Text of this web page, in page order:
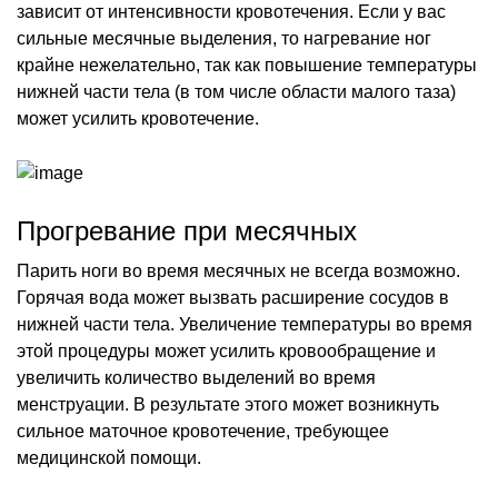
зависит от интенсивности кровотечения. Если у вас
сильные месячные выделения, то нагревание ног
крайне нежелательно, так как повышение температуры
нижней части тела (в том числе области малого таза)
может усилить кровотечение.
Прогревание при месячных
Парить ноги во время месячных не всегда возможно.
Горячая вода может вызвать расширение сосудов в
нижней части тела. Увеличение температуры во время
этой процедуры может усилить кровообращение и
увеличить количество выделений во время
менструации. В результате этого может возникнуть
сильное маточное кровотечение, требующее
медицинской помощи.